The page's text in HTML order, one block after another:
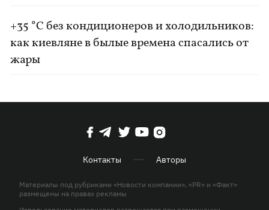
+35 °C без кондиционеров и холодильников:
как киевляне в былые времена спасались от
жары
Контакты Авторы
Материалы под рубриками «Новости компании», «PR» и «Факт»
размещены на правах рекламы